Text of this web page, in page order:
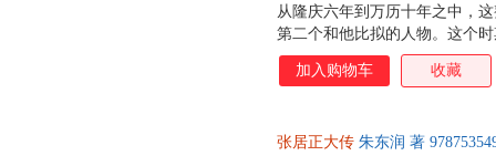
从隆庆六年到万历十年之中，
第二个和他比拟的人物。这个
十年，还是混乱：只有在这十
态中，获得一定程度的进展，
居正对明朝的弊政做了大刀阔
加入购物车 收藏
张居正大传 朱东润 著